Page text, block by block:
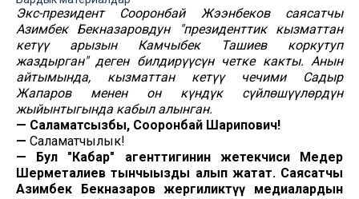
Экс-президент Сооронбай Жээнбеков саясатчы
Азимбек Бекназаровдун "президенттик кызматтан
кетүү арызын Камчыбек Ташиев коркутуп
жаздырган" деген билдирүүсүн четке какты. Анын
айтымында, кызматтан кетүү чечими Садыр
Жапаров менен он күндүк сүйлөшүүлөрдүн
жыйынтыгында кабыл алынган.
— Саламатсызбы, Сооронбай Шарипович!
— Саламатчылык!
—
Бул "Кабар" агенттигинин жетекчиси Медер
Шерметалиев тынчыңызды алып жатат. Саясатчы
Азимбек Бекназаров жергиликтүү медиалардын